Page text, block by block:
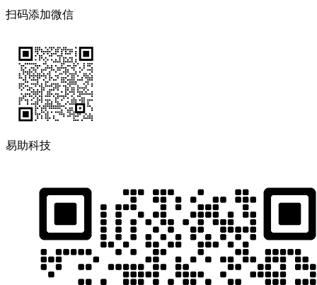
扫码添加微信
易助科技